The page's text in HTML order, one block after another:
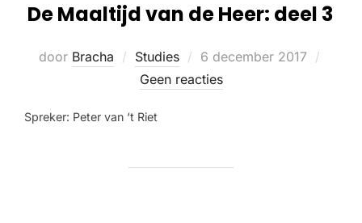
De Maaltijd van de Heer: deel 3
door Bracha Studies
6 december 2017
Geen reacties
Spreker: Peter van ‘t Riet